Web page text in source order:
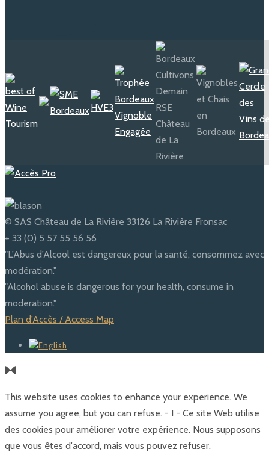
© SAS Château de La Rivière 33126 La Rivière Fronsac
+ 33 (0) 5 57 55 56 56
"L'Abus d'Alcool est dangereux pour la santé, consommez avec
modération."
"Alcohol abuse is dangerous for your health, consume in
moderation."
Plan d'Accès / Access Map
This website uses cookies to enhance your experience. We
assume you agree, but you can refuse. - I - Ce site Web utilise
des cookies pour améliorer votre expérience. Nous supposons
que vous êtes d'accord, mais vous pouvez refuser.